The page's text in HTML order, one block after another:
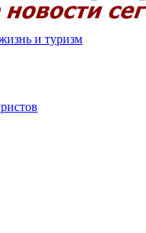
и туризм